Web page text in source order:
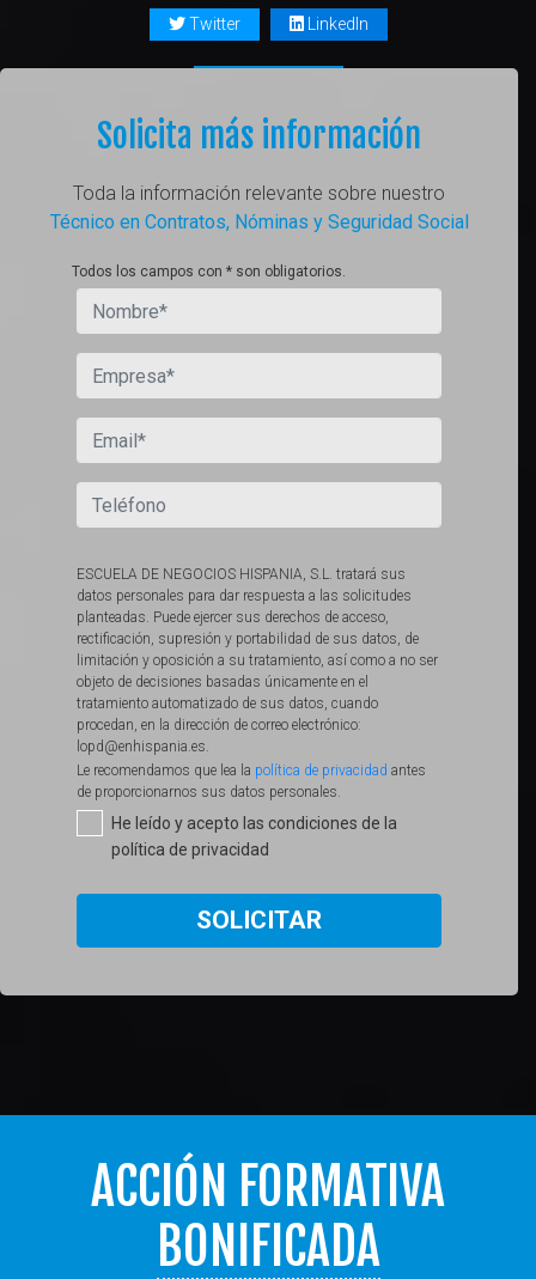
Twitter LinkedIn
Solicita más información
Toda la información relevante sobre nuestro
Técnico en Contratos, Nóminas y Seguridad Social
Todos los campos con * son obligatorios.
ESCUELA DE NEGOCIOS HISPANIA, S.L. tratará sus
datos personales para dar respuesta a las solicitudes
planteadas. Puede ejercer sus derechos de acceso,
rectificación, supresión y portabilidad de sus datos, de
limitación y oposición a su tratamiento, así como a no ser
objeto de decisiones basadas únicamente en el
tratamiento automatizado de sus datos, cuando
procedan, en la dirección de correo electrónico:
lopd@enhispania.es.
Le recomendamos que lea la política de privacidad antes
de proporcionarnos sus datos personales.​
He leído y acepto las condiciones de la
política de privacidad
SOLICITAR
ACCIÓN FORMATIVA
BONIFICADA